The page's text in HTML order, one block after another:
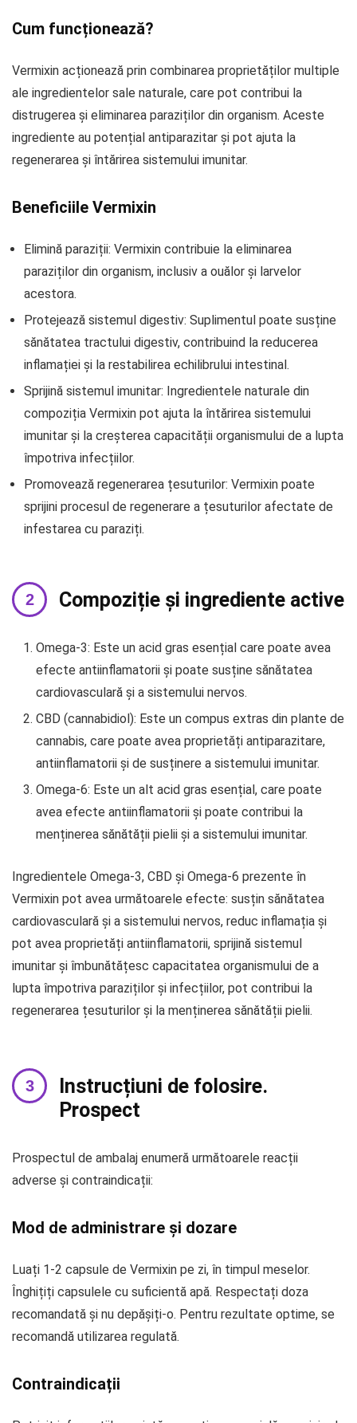
Cum funcționează?
Vermixin acționează prin combinarea proprietăților multiple
ale ingredientelor sale naturale, care pot contribui la
distrugerea și eliminarea paraziților din organism. Aceste
ingrediente au potențial antiparazitar și pot ajuta la
regenerarea și întărirea sistemului imunitar.
Beneficiile Vermixin
Elimină paraziții: Vermixin contribuie la eliminarea
paraziților din organism, inclusiv a ouălor și larvelor
acestora.
Protejează sistemul digestiv: Suplimentul poate susține
sănătatea tractului digestiv, contribuind la reducerea
inflamației și la restabilirea echilibrului intestinal.
Sprijină sistemul imunitar: Ingredientele naturale din
compoziția Vermixin pot ajuta la întărirea sistemului
imunitar și la creșterea capacității organismului de a lupta
împotriva infecțiilor.
Promovează regenerarea țesuturilor: Vermixin poate
sprijini procesul de regenerare a țesuturilor afectate de
infestarea cu paraziți.
Compoziție și ingrediente active
Omega-3: Este un acid gras esențial care poate avea
efecte antiinflamatorii și poate susține sănătatea
cardiovasculară și a sistemului nervos.
CBD (cannabidiol): Este un compus extras din plante de
cannabis, care poate avea proprietăți antiparazitare,
antiinflamatorii și de susținere a sistemului imunitar.
Omega-6: Este un alt acid gras esențial, care poate
avea efecte antiinflamatorii și poate contribui la
menținerea sănătății pielii și a sistemului imunitar.
Ingredientele Omega-3, CBD și Omega-6 prezente în
Vermixin pot avea următoarele efecte: susțin sănătatea
cardiovasculară și a sistemului nervos, reduc inflamația și
pot avea proprietăți antiinflamatorii, sprijină sistemul
imunitar și îmbunătățesc capacitatea organismului de a
lupta împotriva paraziților și infecțiilor, pot contribui la
regenerarea țesuturilor și la menținerea sănătății pielii.
Instrucțiuni de folosire.
Prospect
Prospectul de ambalaj enumeră următoarele reacții
adverse și contraindicații:
Mod de administrare și dozare
Luați 1-2 capsule de Vermixin pe zi, în timpul meselor.
Înghițiți capsulele cu suficientă apă. Respectați doza
recomandată și nu depășiți-o. Pentru rezultate optime, se
recomandă utilizarea regulată.
Contraindicații